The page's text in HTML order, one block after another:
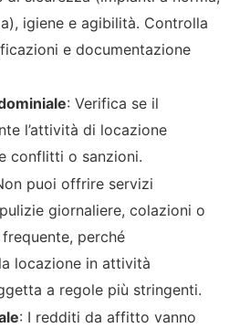
igiene e agibilità. Controlla
e documentazione
: Verifica se il
l’attività di locazione
conflitti o sanzioni.
puoi offrire servizi
giornaliere, colazioni o
perché
locazione in attività
a regole più stringenti.
: I redditi da affitto vanno